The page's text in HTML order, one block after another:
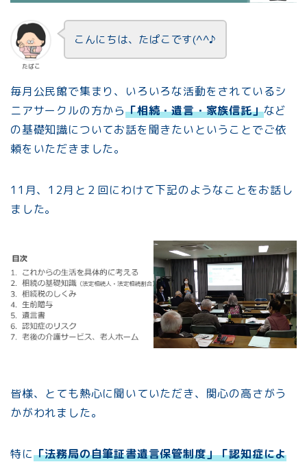
たぱこ
こんにちは、たぱこです(^^♪
毎月公民館で集まり、いろいろな活動をされているシ
ニアサークルの方から「相続・遺言・家族信託」など
の基礎知識についてお話を聞きたいということでご依
頼をいただきました。
11月、12月と２回にわけて下記のようなことをお話し
ました。
皆様、とても熱心に聞いていただき、関心の高さがう
かがわれました。
特に「法務局の自筆証書遺言保管制度」「認知症によ